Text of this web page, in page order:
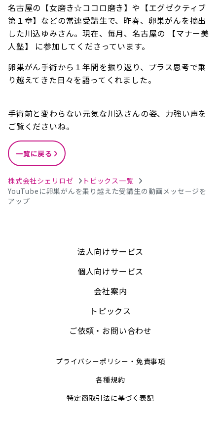
株式会社シェリロゼ
トピックス一覧
YouTubeに卵巣がんを乗り越えた受講生の動画メッセージを
アップ
名古屋の【女磨き☆ココロ磨き】や【エグゼクティブ
第１章】などの常連受講生で、昨春、卵巣がんを摘出
した川込ゆみさん。現在、毎月、名古屋の 【マナー美
人塾】 に参加してくださっています。
卵巣がん手術から１年間を振り返り、プラス思考で乗
り越えてきた日々を語ってくれました。
手術前と変わらない元気な川込さんの姿、力強い声を
ご覧くださいね。
一覧に戻る
法人向けサービス
個人向けサービス
会社案内
トピックス
ご依頼・お問い合わせ
プライバシーポリシー・免責事項
各種規約
特定商取引法に基づく表記